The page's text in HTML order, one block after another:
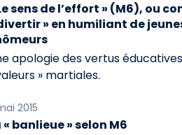
sens de l’effort » (M6), ou
» en humiliant de
apologie des vertus
» martiales.
2015
« banlieue » selon M6